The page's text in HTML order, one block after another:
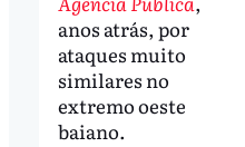
anos atrás, por
ataques muito
similares no
extremo oeste
baiano.